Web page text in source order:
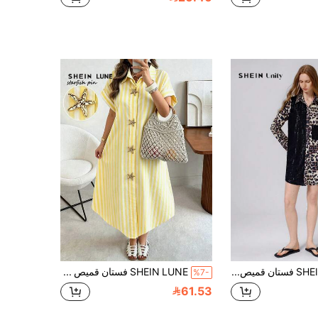
SHEIN Unity فستان قميص طويل الأكمام بطول متوسط للنساء بتصميم كلاسيكي بسيط، باتشوورك بنقشة نمر والترتر %7- SHEIN LUNE فستان قميص مخطط أصفر وأبيض للنساء لحفلات الشاي والعطلات الصيفية، بأزرار معدنية على شكل نجمة البحر، مزدوج الصدر، أكمام راجلان، حافة غير متماثلة، فستان طويل مناسب للربيع والصيف والخريف والشتاء
61.53